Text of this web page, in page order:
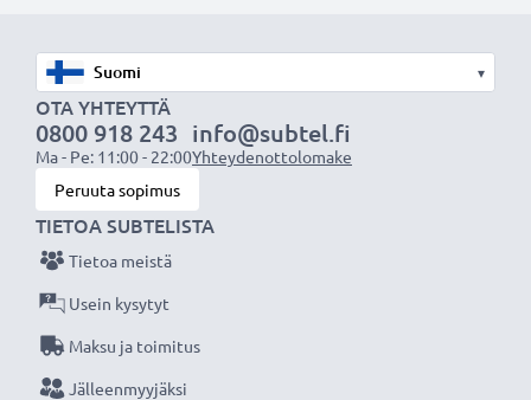
▾
OTA YHTEYTTÄ
0800 918 243
Ma - Pe: 11:00 - 22:00
info@subtel.fi
Yhteydenottolomake
Peruuta sopimus
TIETOA SUBTELISTA
Tietoa meistä
Usein kysytyt
Maksu ja toimitus
Jälleenmyyjäksi